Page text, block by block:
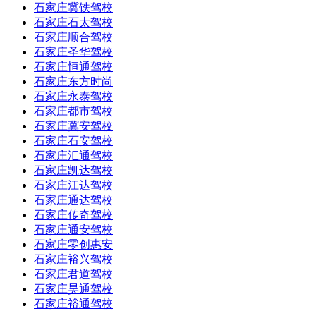
石家庄冀铁驾校
石家庄石太驾校
石家庄顺合驾校
石家庄圣华驾校
石家庄恒通驾校
石家庄东方时尚
石家庄永泰驾校
石家庄都市驾校
石家庄冀安驾校
石家庄石安驾校
石家庄汇通驾校
石家庄凯达驾校
石家庄江达驾校
石家庄通达驾校
石家庄传奇驾校
石家庄通安驾校
石家庄零创惠安
石家庄裕兴驾校
石家庄君道驾校
石家庄昊通驾校
石家庄裕通驾校